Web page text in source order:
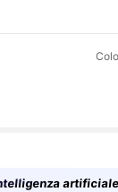
artificiale